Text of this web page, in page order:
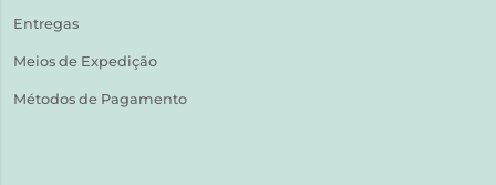
Entregas
Meios de Expedição
Métodos de Pagamento